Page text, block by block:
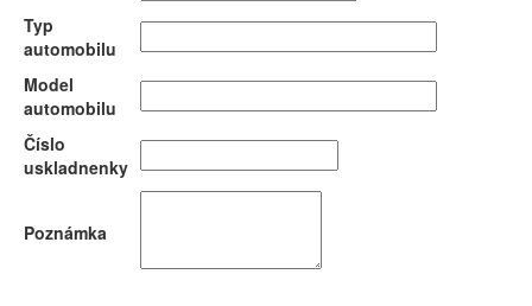
Typ
automobilu
Model
automobilu
Číslo
uskladnenky
Poznámka